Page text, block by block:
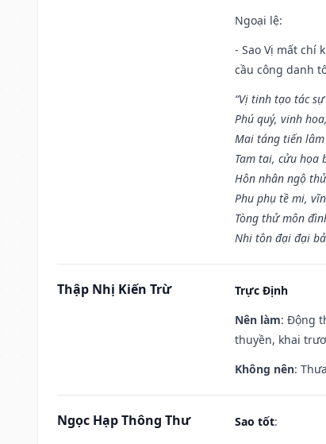
Ngoại lệ:
- Sao Vị mất chí
cầu công danh
“Vị tinh tạo tác
Phú quý, vinh
Mai táng tiến
Tam tai, cửu họa
Hôn nhân ngộ
Phu phụ tề mi,
Tòng thử môn
Nhi tôn đại đại
Thập Nhị Kiến Trừ
Trực Định
Nên làm: Động
thuyền, khai
Không nên:
Ngọc Hạp Thông Thư Sao tốt: